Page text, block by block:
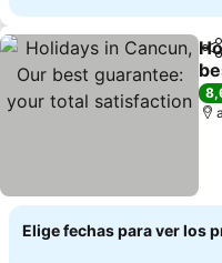
Elige fechas para ver los